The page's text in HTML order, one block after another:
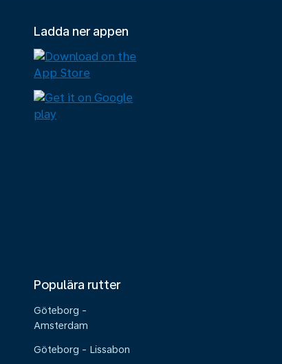
Ladda ner appen
Populära rutter
Göteborg -
Amsterdam
Göteborg - Lissabon